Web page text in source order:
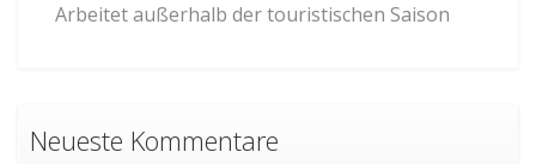
Arbeitet außerhalb der touristischen Saison
Neueste Kommentare